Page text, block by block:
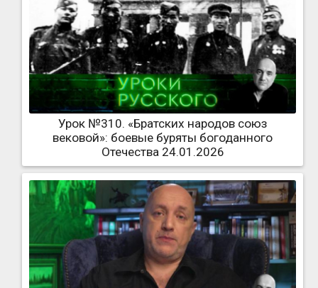
Урок №310. «Братских народов союз
вековой»: боевые буряты богоданного
Отечества 24.01.2026